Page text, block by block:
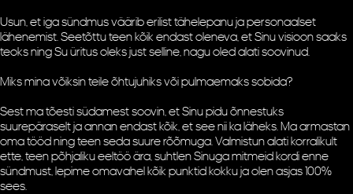
Usun, et iga sündmus väärib erilist tähelepanu ja personaalset
lähenemist. Seetõttu teen kõik endast oleneva, et Sinu visioon saaks
teoks ning Su üritus oleks just selline, nagu oled alati soovinud.
Miks mina võiksin teile õhtujuhiks või pulmaemaks sobida?
Sest ma tõesti südamest soovin, et Sinu pidu õnnestuks
suurepäraselt ja annan endast kõik, et see nii ka läheks. Ma armastan
oma tööd ning teen seda suure rõõmuga. Valmistun alati korralikult
ette, teen põhjaliku eeltöö ära, suhtlen Sinuga mitmeid kordi enne
sündmust, lepime omavahel kõik punktid kokku ja olen asjas 100%
sees.